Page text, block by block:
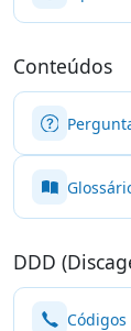
Conteúdos
DDD
Códigos